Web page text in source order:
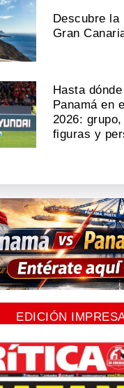
Descubre la
Gran
Hasta
Panamá en
2026:
figuras y
EDICIÓN